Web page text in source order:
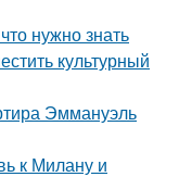
нужно знать
культурный
Эммануэль
к Милану и